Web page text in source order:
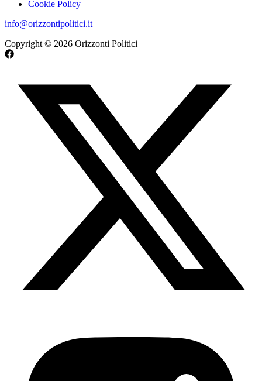
Cookie Policy
info@orizzontipolitici.it
Copyright © 2026 Orizzonti Politici